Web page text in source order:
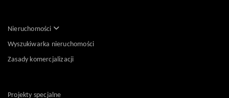
Nieruchomości
Wyszukiwarka nieruchomości
Zasady komercjalizacji
Projekty specjalne